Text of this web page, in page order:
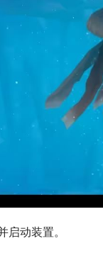
动装置。